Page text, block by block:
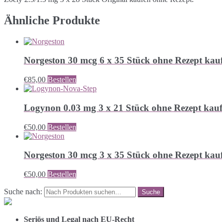
Ähnliche Produkte
Norgeston 30 mcg 6 x 35 Stück ohne Rezept
€85,00 Bestellen
Logynon 0.03 mg 3 x 21 Stück ohne Rezept
€50,00 Bestellen
Norgeston 30 mcg 3 x 35 Stück ohne Rezept
€50,00 Bestellen
Suche nach:
Seriös und Legal nach EU-Recht